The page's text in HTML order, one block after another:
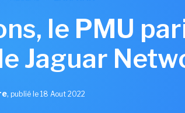
le PMU
Jaguar
, publié le 18 Aout 2022